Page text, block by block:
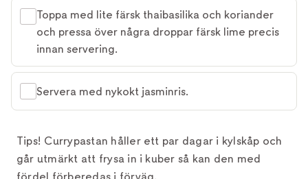
Toppa med lite färsk thaibasilika och koriander
och pressa över några droppar färsk lime precis
innan servering.
Servera med nykokt jasminris.
Tips! Currypastan håller ett par dagar i kylskåp och
går utmärkt att frysa in i kuber så kan den med